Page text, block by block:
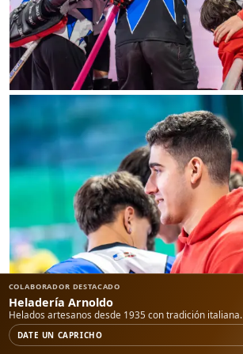
COLABORADOR DESTACADO
Heladería Arnoldo
Helados artesanos desde 1935 con tradición italiana.
DATE UN CAPRICHO